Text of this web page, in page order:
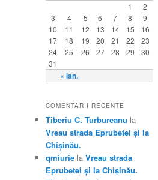
« ian.
1
2
3
4 5 6 7 8
9
10
11 12 13 14 15
16
17
18 19 20 21 22
23
24
25 26 27 28 29
30
31
COMENTARII RECENTE
Tiberiu C. Turbureanu la
Vreau strada Eprubetei și la
Chișinău.
qmiurie la Vreau strada
Eprubetei și la Chișinău.